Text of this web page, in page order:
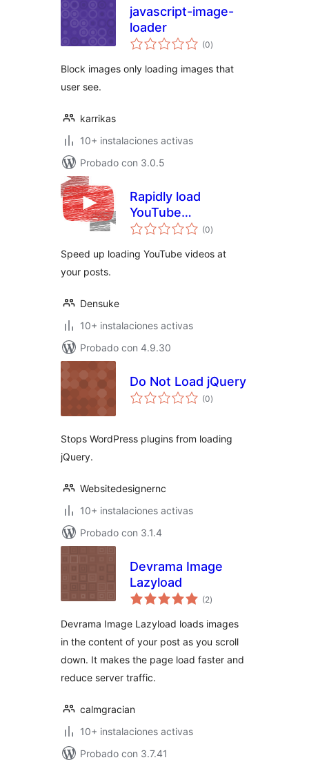
javascript-image-
loader
(0valoraciones
en
)
Block images only loading images that
user see.
karrikas
10+ instalaciones activas
Probado con 3.0.5
Rapidly load
YouTube
（YouTube高速ロー
(0valoraciones
en
)
Speed ​​up loading YouTube videos at
your posts.
Densuke
10+ instalaciones activas
Probado con 4.9.30
Do Not Load jQuery
(0valoraciones
en
)
Stops WordPress plugins from loading
jQuery.
Websitedesignernc
10+ instalaciones activas
Probado con 3.1.4
Devrama Image
Lazyload
(2valoraciones
en
)
Devrama Image Lazyload loads images
in the content of your post as you scroll
down. It makes the page load faster and
reduce server traffic.
calmgracian
10+ instalaciones activas
Probado con 3.7.41